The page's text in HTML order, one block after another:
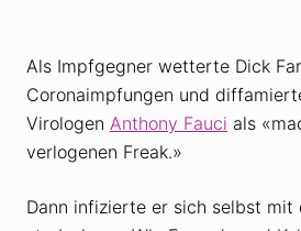
Als Impfgegner wetterte Dick
Coronaimpfungen und
Virologen Anthony Fauci als
verlogenen Freak.»
Dann infizierte er sich selbst mit